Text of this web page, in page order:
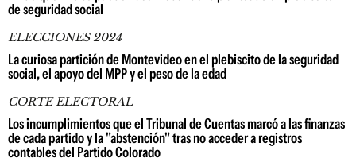
de seguridad social
ELECCIONES 2024
La curiosa partición de Montevideo en el plebiscito de la seguridad
social, el apoyo del MPP y el peso de la edad
CORTE ELECTORAL
Los incumplimientos que el Tribunal de Cuentas marcó a las finanzas
de cada partido y la "abstención" tras no acceder a registros
contables del Partido Colorado